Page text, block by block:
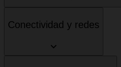
Conectividad y redes